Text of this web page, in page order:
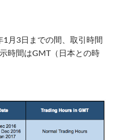
1月3日までの間、取引時間
時間はGMT（日本との時